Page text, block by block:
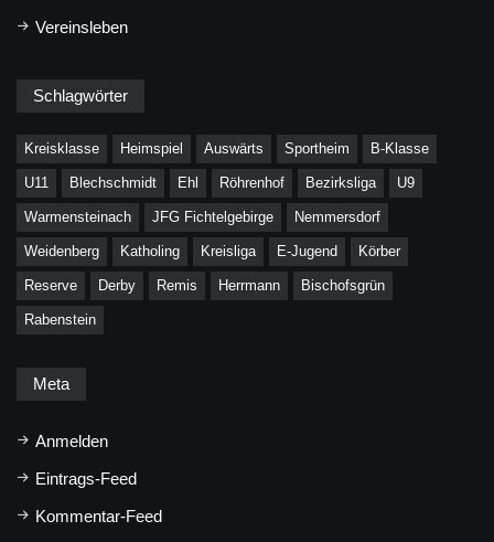
Vereinsleben
Schlagwörter
Kreisklasse Heimspiel Auswärts Sportheim B-Klasse
U11 Blechschmidt Ehl Röhrenhof Bezirksliga U9
Warmensteinach JFG Fichtelgebirge Nemmersdorf
Weidenberg Katholing Kreisliga E-Jugend Körber
Reserve Derby Remis Herrmann Bischofsgrün
Rabenstein
Meta
Anmelden
Eintrags-Feed
Kommentar-Feed